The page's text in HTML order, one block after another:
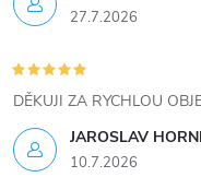
p
i
s
u
27.7.2026
JAROSLAV HORNI
10.7.2026
DĚKUJI ZA RYCHLOU